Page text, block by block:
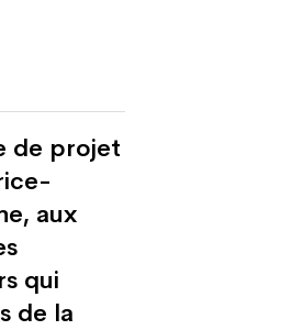
de projet
aux
qui
de la